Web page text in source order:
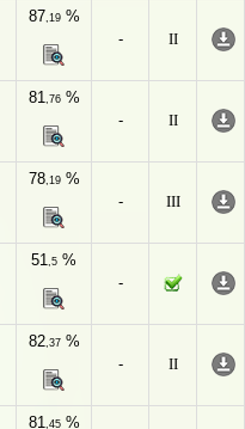
87,19%
-
II
81,76%
-
II
78,19%
-
III
51,5 %
-
82,37%
-
II
81,45%